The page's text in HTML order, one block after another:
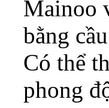
Mainoo
bằng
Có thể
phong